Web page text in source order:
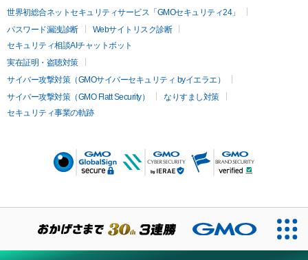
世界初総合ネットセキュリティサービス「GMOセキュリティ24」
パスワード漏洩診断
Webサイトリスク診断
セキュリティ相談AIチャットボット
実在証明・盗聴対策
サイバー攻撃対策（GMOサイバーセキュリティ byイエラエ）
サイバー攻撃対策（GMO Flatt Security）
なりすまし対策
セキュリティ事業の軌跡